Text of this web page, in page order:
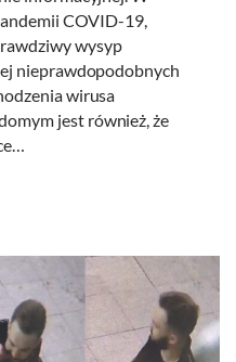
COVID-19,
wysyp
nieprawdopodobnych
wirusa
jest również, że